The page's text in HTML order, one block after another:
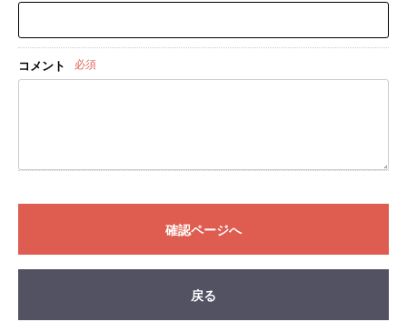
コメント 必須
確認ページへ
戻る